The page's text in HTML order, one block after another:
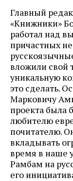
Главный
«Книжники»
работал над
причастных
вложили свой
уникальную
это сделать.
Марковичу
проекта
любителю
почитателю.
вкладывать
время в наше
Рамбам на
его